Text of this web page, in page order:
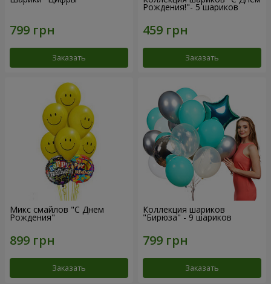
Заказать
Рождения!"- 5 шариков
Заказать
Микс смайлов "C Днем
Рождения"
Заказать
Коллекция шариков
"Бирюза" - 9 шариков
Заказать